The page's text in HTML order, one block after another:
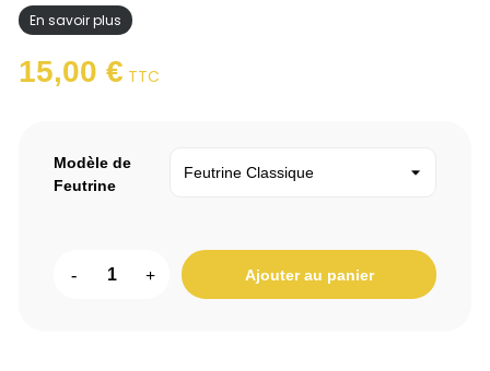
En savoir plus
15,00 € TTC
Modèle de
Feutrine
- + Ajouter au panier